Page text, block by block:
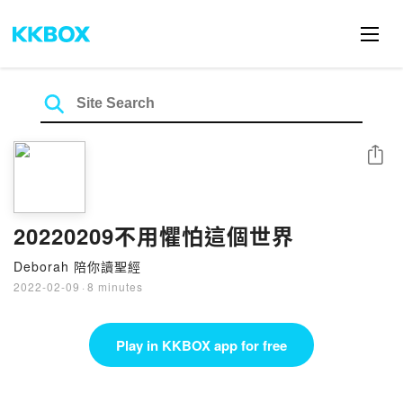
20220209不用懼怕這個世界
Deborah 陪你讀聖經
2022-02-09 · 8 minutes
Share
Play in KKBOX app for free